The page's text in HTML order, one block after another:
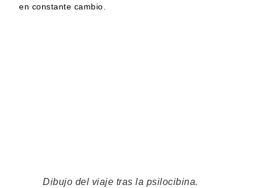
en constante cambio.
Dibujo del viaje tras la psilocibina.